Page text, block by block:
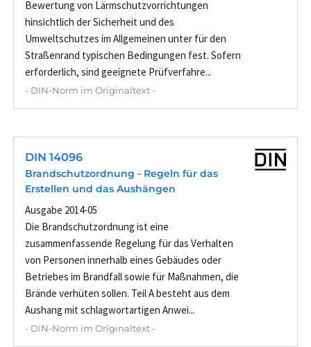
Bewertung von Lärmschutzvorrichtungen
hinsichtlich der Sicherheit und des
Umweltschutzes im Allgemeinen unter für den
Straßenrand typischen Bedingungen fest. Sofern
erforderlich, sind geeignete Prüfverfahre...
- DIN-Norm im Originaltext -
DIN 14096
Brandschutzordnung - Regeln für das
Erstellen und das Aushängen
Ausgabe 2014-05
Die Brandschutzordnung ist eine
zusammenfassende Regelung für das Verhalten
von Personen innerhalb eines Gebäudes oder
Betriebes im Brandfall sowie für Maßnahmen, die
Brände verhüten sollen. Teil A besteht aus dem
Aushang mit schlagwortartigen Anwei...
- DIN-Norm im Originaltext -